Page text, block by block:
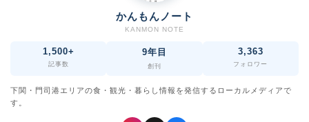
かんもんノート
KANMON NOTE
1,500+
記事数
9年目
創刊
3,363
フォロワー
下関・門司港エリアの食・観光・暮らし情報を発信するローカルメディアで
す。